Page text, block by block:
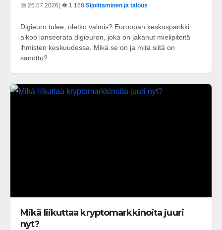
📅 26.07.2026 | 👁️ 1 168 Sijoittaminen ja talous
Digieuro tulee, oletko valmis? Euroopan keskuspankki
aikoo lanseerata digieuron, joka on jakanut mielipiteitä
ihmisten keskuudessa. Mikä se on ja mitä siitä on
sanottu?
Mikä liikuttaa kryptomarkkinoita juuri
nyt?